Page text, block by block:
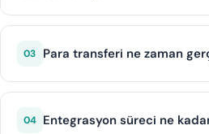
PayTR, Türkiye'deki tüm
Banka bazlı taksit
yönetebilirsiniz.
03 Para transferi ne zaman
PayTR, işlem tarihinden
süresinde otomatik olarak
04 Entegrasyon süreci ne